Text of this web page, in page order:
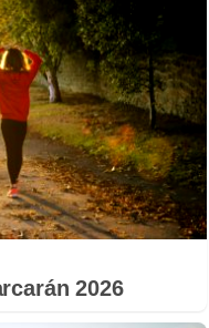
2026